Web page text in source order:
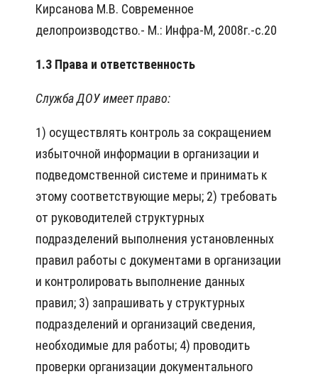
Кирсанова М.В. Современное
делопроизводство.- М.: Инфра-М, 2008г.-с.20
1.3 Права и ответственность
Служба ДОУ имеет право:
1) осуществлять контроль за сокращением
избыточной информации в организации и
подведомственной системе и принимать к
этому соответствующие меры; 2) требовать
от руководителей структурных
подразделений выполнения установленных
правил работы с документами в организации
и контролировать выполнение данных
правил; 3) запрашивать у структурных
подразделений и организаций сведения,
необходимые для работы; 4) проводить
проверки организации документального